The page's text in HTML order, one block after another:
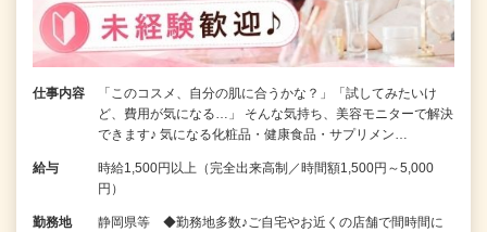
仕事内容
「このコスメ、自分の肌に合うかな？」「試してみたいけ
ど、費用が気になる…」 そんな気持ち、美容モニターで解決
できます♪ 気になる化粧品・健康食品・サプリメン…
給与
時給1,500円以上（完全出来高制／時間額1,500円～5,000
円）
勤務地
静岡県等 ◆勤務地多数♪ご自宅やお近くの店舗で間時間に